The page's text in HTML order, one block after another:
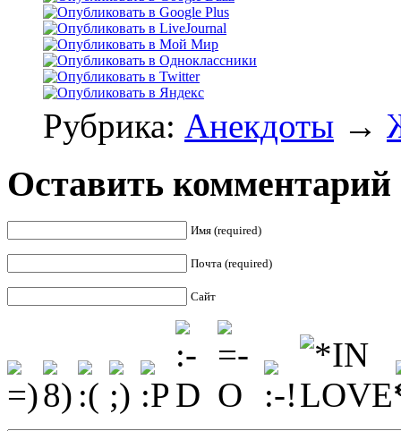
Рубрика: Анекдоты →
Оставить комментарий
Имя (required)
Почта (required)
Сайт